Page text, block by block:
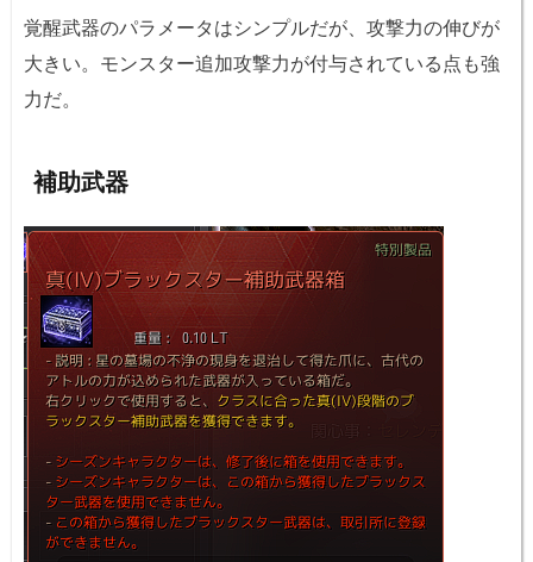
覚醒武器のパラメータはシンプルだが、攻撃力の伸びが
大きい。モンスター追加攻撃力が付与されている点も強
力だ。
補助武器